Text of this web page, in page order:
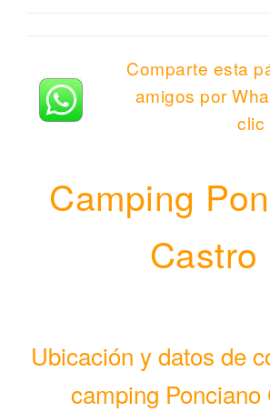
Comparte esta
amigos por
clic
Camping
Castro
Ubicación y datos de
camping Ponciano